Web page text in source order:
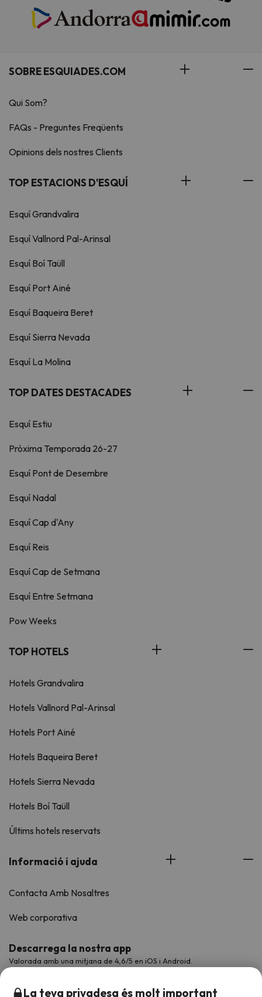
SOBRE ESQUIADES.COM
Qui Som?
FAQs - Preguntes Freqüents
Opinions dels nostres Clients
TOP ESTACIONS D'ESQUÍ
Esquí Grandvalira
Esquí Vallnord Pal-Arinsal
Esquí Boí Taüll
Esquí Port Ainé
Esquí Baqueira Beret
Esquí Sierra Nevada
Esquí La Molina
TOP DATES DESTACADES
Esquí Estiu
Pròxima Temporada 26-27
Esquí Pont de Desembre
Esquí Nadal
Esquí Cap d'Any
Esquí Reis
Esquí Cap de Setmana
Esquí Entre Setmana
Pow Weeks
TOP HOTELS
Hotels Grandvalira
Hotels Vallnord Pal-Arinsal
Hotels Port Ainé
Hotels Baqueira Beret
Hotels Sierra Nevada
Hotels Boí Taüll
Últims hotels reservats
Informació i ajuda
Contacta Amb Nosaltres
Web corporativa
Descarrega la nostra app
Valorada amb una mitjana de 4,6/5 en iOS i Android.
La teva privadesa és molt important